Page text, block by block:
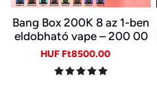
Bang Box 200K 8 az 1-ben
eldobható vape – 200 00
0 slukk, 10 íz
Sale
HUF Ft8500.00